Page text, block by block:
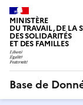
MINISTÈRE
DU TRAVAIL, DE LA
DES SOLIDARITÉS
ET DES FAMILLES
Base de